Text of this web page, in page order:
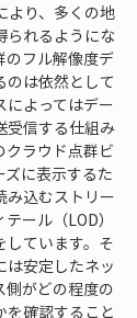
より、多くの地
られるようにな
のフル解像度デ
のは依然として
によってはデー
受信する仕組み
クラウド点群ビ
ズに表示するた
み込むストリー
ール（LOD）
しています。そ
は安定したネッ
側がどの程度の
を確認すること